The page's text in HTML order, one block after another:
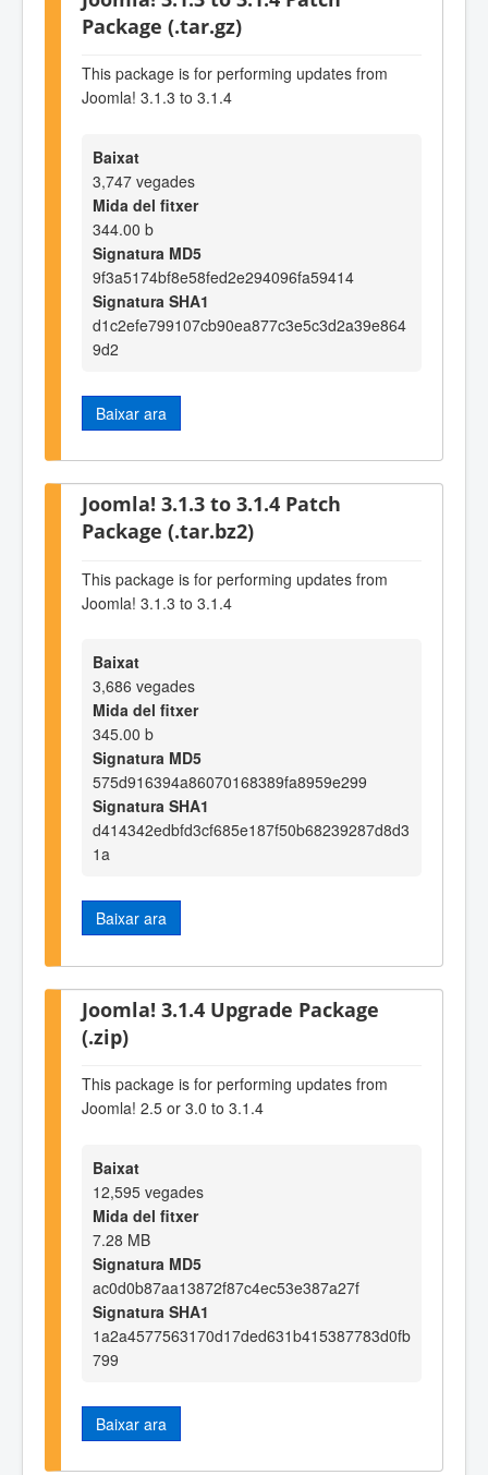
Package (.tar.gz)
This package is for performing updates from
Joomla! 3.1.3 to 3.1.4
Baixat
3,747 vegades
Mida del fitxer
344.00 b
Signatura MD5
9f3a5174bf8e58fed2e294096fa59414
Signatura SHA1
d1c2efe799107cb90ea877c3e5c3d2a39e864
9d2
Baixar ara
Joomla! 3.1.3 to 3.1.4 Patch
Package (.tar.bz2)
This package is for performing updates from
Joomla! 3.1.3 to 3.1.4
Baixat
3,686 vegades
Mida del fitxer
345.00 b
Signatura MD5
575d916394a86070168389fa8959e299
Signatura SHA1
d414342edbfd3cf685e187f50b68239287d8d3
1a
Baixar ara
Joomla! 3.1.4 Upgrade Package
(.zip)
This package is for performing updates from
Joomla! 2.5 or 3.0 to 3.1.4
Baixat
12,595 vegades
Mida del fitxer
7.28 MB
Signatura MD5
ac0d0b87aa13872f87c4ec53e387a27f
Signatura SHA1
1a2a4577563170d17ded631b415387783d0fb
799
Baixar ara